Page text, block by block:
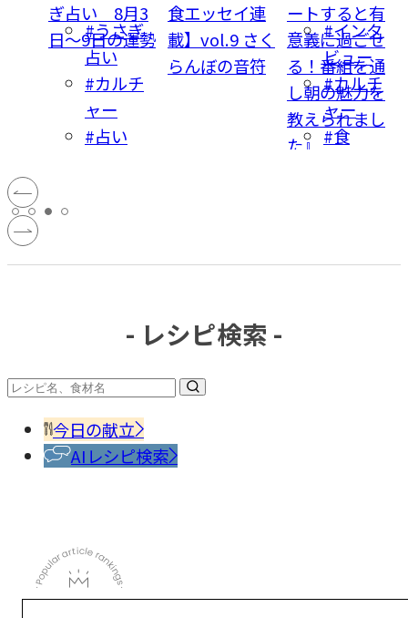
食エッセイ連
載】vol.9 さく
らんぼの音符
ートすると有
意義に過ごせ
る！番組を通
#インタ
ビュー
作室】夢の大
人お子様ラン
チ!? 若林桃子
さんの話題弁
当に編集部が
大興奮
- レシピ検索 -
今日の献立
AIレシピ検索